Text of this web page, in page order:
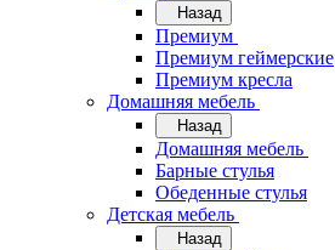
Назад
Премиум
Премиум геймерские
Премиум кресла
Домашняя мебель
Назад
Домашняя мебель
Барные стулья
Обеденные стулья
Детская мебель
Назад